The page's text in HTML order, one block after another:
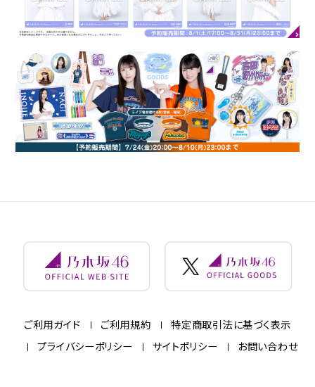
ご利用ガイド ご利用規約
特定商取引法に基づく表示
プライバシーポリシー
サイトポリシー お問い合わせ